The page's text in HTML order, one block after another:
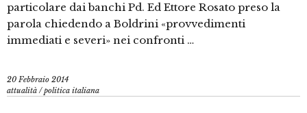
particolare dai banchi Pd. Ed Ettore Rosato preso la
parola chiedendo a Boldrini «provvedimenti
immediati e severi» nei confronti …
20 Febbraio 2014
attualità /politica italiana